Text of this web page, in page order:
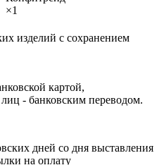
×1
изделий с сохранением
картой,
- банковским переводом.
дней со дня выставления
на оплату